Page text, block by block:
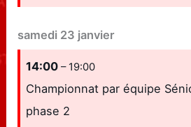
samedi 23 janvier
14:00– 19:00
Championnat par équipe
phase 2